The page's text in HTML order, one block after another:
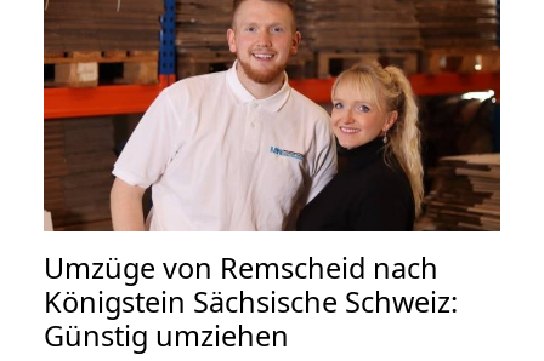
Umzüge von Remscheid nach
Königstein Sächsische Schweiz:
Günstig umziehen